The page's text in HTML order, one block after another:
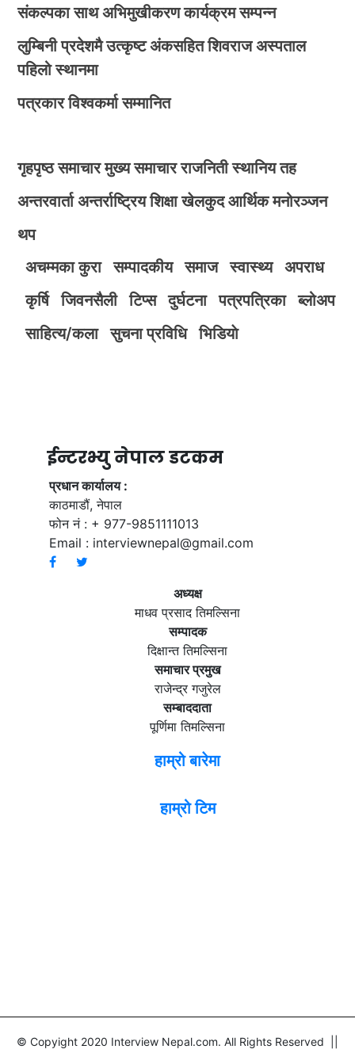
संकल्पका साथ अभिमुखीकरण कार्यक्रम सम्पन्न
लुम्बिनी प्रदेशमै उत्कृष्ट अंकसहित शिवराज अस्पताल
पहिलो स्थानमा
पत्रकार विश्वकर्मा सम्मानित
गृहपृष्ठ समाचार मुख्य समाचार राजनिती स्थानिय तह
अन्तरवार्ता अन्तर्राष्ट्रिय शिक्षा खेलकुद आर्थिक मनोरञ्जन
थप
अचम्मका कुरा
सम्पादकीय समाज स्वास्थ्य
अपराध
कृर्षि
जिवनसैली टिप्स दुर्घटना पत्रपत्रिका
ब्लोअप
साहित्य/कला
सुचना प्रविधि भिडियाे
ईन्टरभ्यु नेपाल डटकम
प्रधान कार्यालय :
काठमाडौं, नेपाल
फोन नं : + 977-9851111013
Email : interviewnepal@gmail.com
अध्यक्ष
माधव प्रसाद तिमल्सिना
सम्पादक
दिक्षान्त तिमल्सिना
समाचार प्रमुख
राजेन्द्र गजुरेल
सम्बाददाता
पूर्णिमा तिमल्सिना
हाम्रो बारेमा
हाम्रो टिम
© Copyight 2020 Interview Nepal.com. All Rights Reserved ||